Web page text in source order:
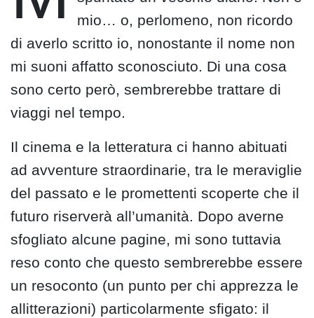
mio… o, perlomeno, non ricordo
di averlo scritto io, nonostante il nome non
mi suoni affatto sconosciuto. Di una cosa
sono certo però, sembrerebbe trattare di
viaggi nel tempo.
Il cinema e la letteratura ci hanno abituati
ad avventure straordinarie, tra le meraviglie
del passato e le promettenti scoperte che il
futuro riserverà all’umanità. Dopo averne
sfogliato alcune pagine, mi sono tuttavia
reso conto che questo sembrerebbe essere
un resoconto (un punto per chi apprezza le
allitterazioni) particolarmente sfigato: il